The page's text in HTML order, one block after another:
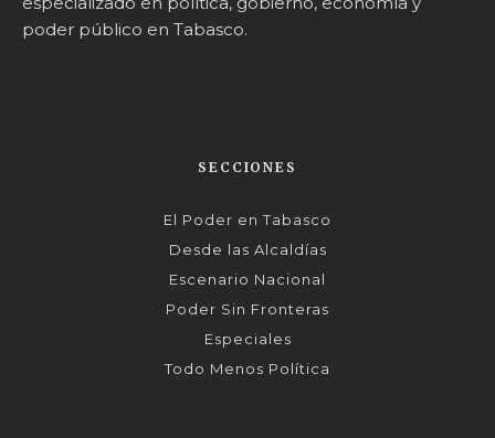
poder público en Tabasco.
SECCIONES
El Poder en Tabasco
Desde las Alcaldías
Escenario Nacional
Poder Sin Fronteras
Especiales
Todo Menos Política